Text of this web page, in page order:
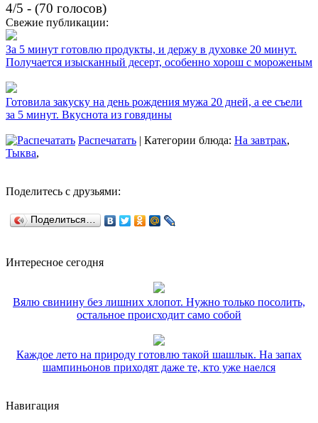
4/5 - (70 голосов)
Свежие публикации:
За 5 минут готовлю продукты, и держу в духовке 20 минут.
Получается изысканный десерт, особенно хорош с мороженым
Готовила закуску на день рождения мужа 20 дней, а ее съели
за 5 минут. Вкуснота из говядины
Распечатать | Категории блюда: На завтрак,
Тыква,
Поделитесь с друзьями:
Поделиться…
Интересное сегодня
Вялю свинину без лишних хлопот. Нужно только посолить,
остальное происходит само собой
Каждое лето на природу готовлю такой шашлык. На запах
шампиньонов приходят даже те, кто уже наелся
Навигация